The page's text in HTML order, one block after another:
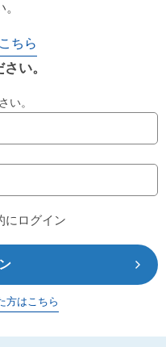
ちら
い。
。
にログイン
方はこちら